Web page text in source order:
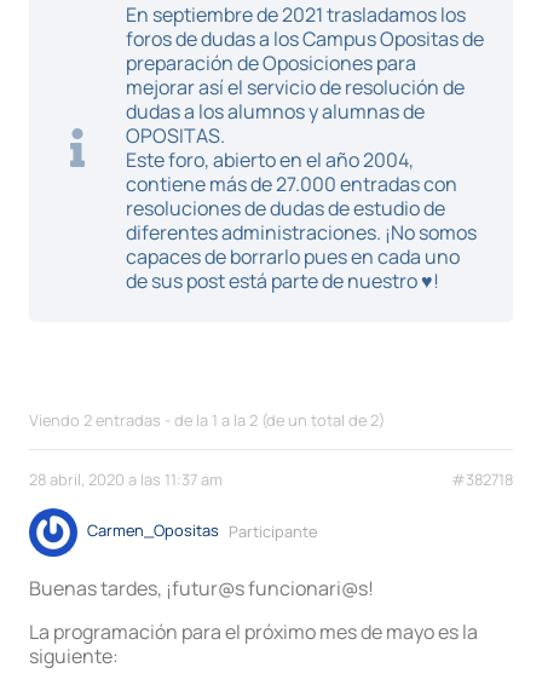
En septiembre de 2021 trasladamos los
foros de dudas a los Campus Opositas de
preparación de Oposiciones para
mejorar así el servicio de resolución de
dudas a los alumnos y alumnas de
OPOSITAS.
Este foro, abierto en el año 2004,
contiene más de 27.000 entradas con
resoluciones de dudas de estudio de
diferentes administraciones. ¡No somos
capaces de borrarlo pues en cada uno
de sus post está parte de nuestro ♥!
Viendo 2 entradas - de la 1 a la 2 (de un total de 2)
28 abril, 2020 a las 11:37 am #382718
Carmen_Opositas Participante
Buenas tardes, ¡futur@s funcionari@s!
La programación para el próximo mes de mayo es la
siguiente: